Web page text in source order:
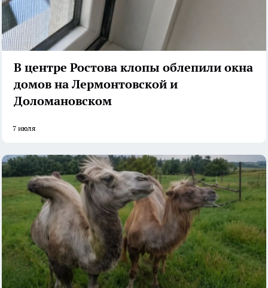
В центре Ростова клопы облепили окна
домов на Лермонтовской и
Доломановском
7 июля